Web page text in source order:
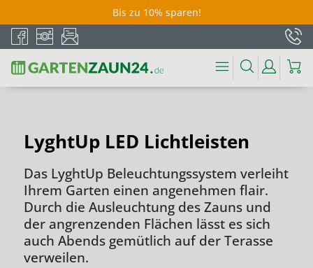
Bis zu 10% sparen!
LyghtUp LED Lichtleisten
Das LyghtUp Beleuchtungssystem verleiht
Ihrem Garten einen angenehmen flair.
Durch die Ausleuchtung des Zauns und
der angrenzenden Flächen lässt es sich
auch Abends gemütlich auf der Terasse
verweilen.